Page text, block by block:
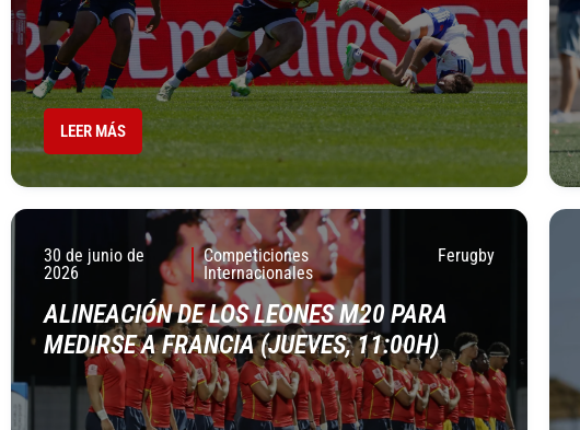
LEER MÁS
30 de junio de
2026
Competiciones
Internacionales
Ferugby
ALINEACIÓN DE LOS LEONES M20 PARA
MEDIRSE A FRANCIA (JUEVES, 11:00H)